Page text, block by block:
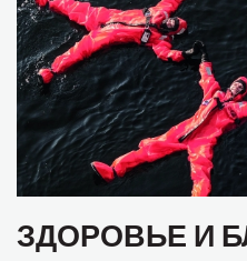
ЗДОРОВЬЕ И